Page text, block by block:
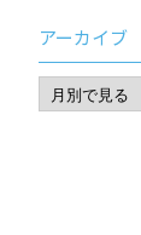
アーカイブ